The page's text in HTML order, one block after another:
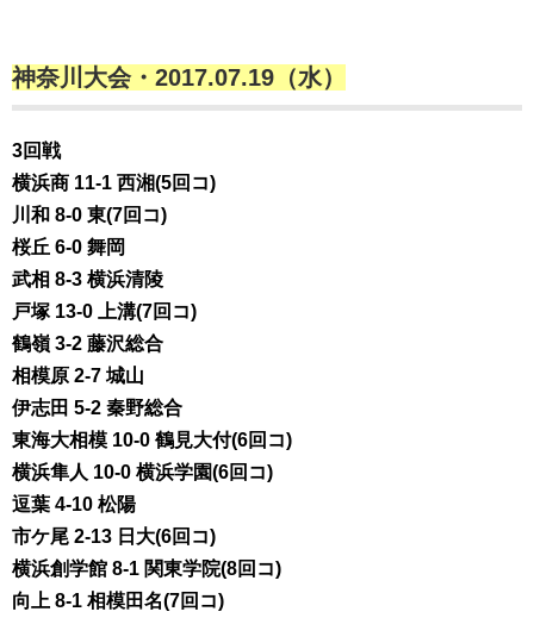
神奈川大会・2017.07.19（水）
3回戦
横浜商 11-1 西湘(5回コ)
川和 8-0 東(7回コ)
桜丘 6-0 舞岡
武相 8-3 横浜清陵
戸塚 13-0 上溝(7回コ)
鶴嶺 3-2 藤沢総合
相模原 2-7 城山
伊志田 5-2 秦野総合
東海大相模 10-0 鶴見大付(6回コ)
横浜隼人 10-0 横浜学園(6回コ)
逗葉 4-10 松陽
市ケ尾 2-13 日大(6回コ)
横浜創学館 8-1 関東学院(8回コ)
向上 8-1 相模田名(7回コ)